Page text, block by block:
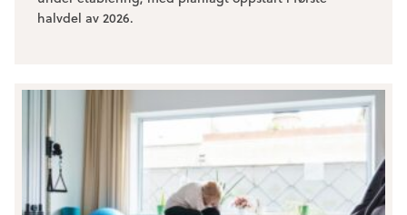
halvdel av 2026.